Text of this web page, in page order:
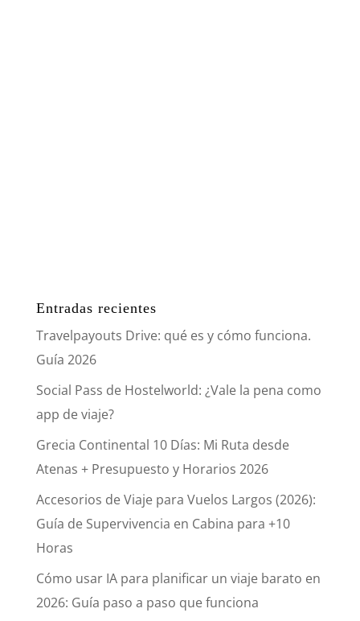
Entradas recientes
Travelpayouts Drive: qué es y cómo funciona.
Guía 2026
Social Pass de Hostelworld: ¿Vale la pena como
app de viaje?
Grecia Continental 10 Días: Mi Ruta desde
Atenas + Presupuesto y Horarios 2026
Accesorios de Viaje para Vuelos Largos (2026):
Guía de Supervivencia en Cabina para +10
Horas
Cómo usar IA para planificar un viaje barato en
2026: Guía paso a paso que funciona